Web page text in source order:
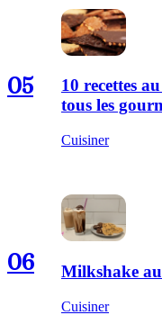
05
10 recettes
tous les
Cuisiner
06 Milkshake
Cuisiner